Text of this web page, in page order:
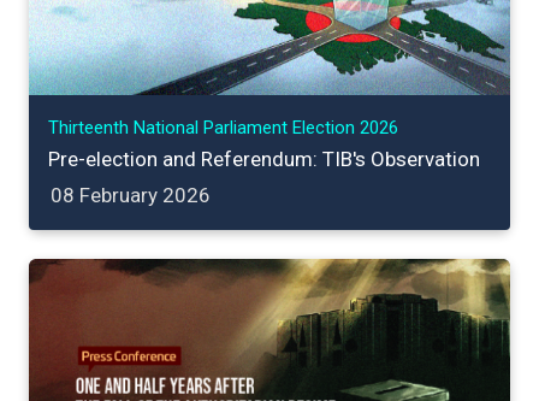
Thirteenth National Parliament Election 2026
Pre-election and Referendum: TIB's Observation
08 February 2026